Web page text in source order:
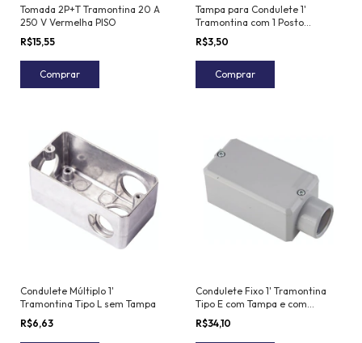
Tomada 2P+T Tramontina 20 A
250 V Vermelha PISO
R$15,55
Comprar
Tampa para Condulete 1'
Tramontina com 1 Posto
Horizontal para Sistema
Modular e com Pintura
Eletrostática
R$3,50
Comprar
Condulete Múltiplo 1'
Tramontina Tipo L sem Tampa
R$6,63
Condulete Fixo 1' Tramontina
Tipo E com Tampa e com
Pintura Eletrostática sem Rosca
R$34,10